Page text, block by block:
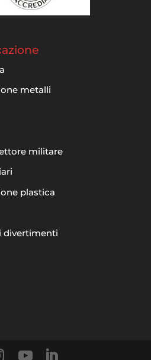
metalli
militare
plastica
divertimenti